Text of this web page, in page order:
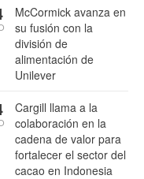
McCormick avanza en
su fusión con la
división de
alimentación de
Unilever
Cargill llama a la
colaboración en la
cadena de valor para
fortalecer el sector del
cacao en Indonesia